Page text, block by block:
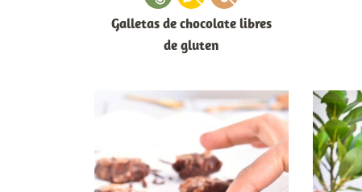
Galletas de chocolate libres
de gluten